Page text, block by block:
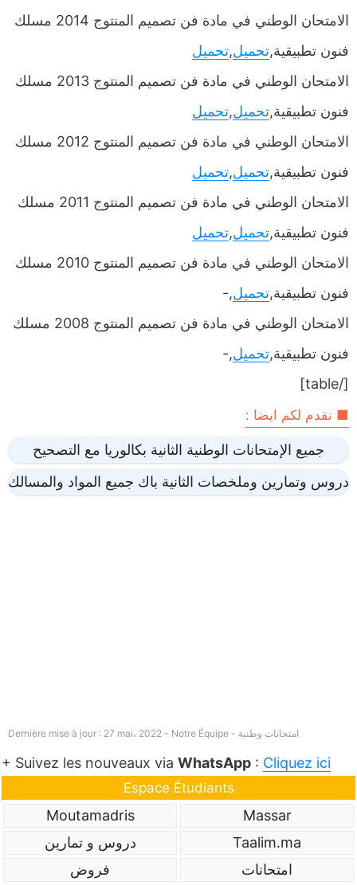
الامتحان الوطني في مادة فن تصميم المنتوج 2014 مسلك
فنون تطبيقية,تحميل,تحميل
الامتحان الوطني في مادة فن تصميم المنتوج 2013 مسلك
فنون تطبيقية,تحميل,تحميل
الامتحان الوطني في مادة فن تصميم المنتوج 2012 مسلك
فنون تطبيقية,تحميل,تحميل
الامتحان الوطني في مادة فن تصميم المنتوج 2011 مسلك
فنون تطبيقية,تحميل,تحميل
الامتحان الوطني في مادة فن تصميم المنتوج 2010 مسلك
فنون تطبيقية,تحميل,-
الامتحان الوطني في مادة فن تصميم المنتوج 2008 مسلك
فنون تطبيقية,تحميل,-
[/table]
■ نقدم لكم ايضا :
جميع الإمتحانات الوطنية الثانية بكالوريا مع التصحيح
دروس وتمارين وملخصات الثانية باك جميع المواد والمسالك
Dernière mise à jour : 27 mai، 2022 - Notre Équipe - امتحانات وطنية
+ Suivez les nouveaux via WhatsApp : Cliquez ici
Espace Étudiants
Massar
Moutamadris
Taalim.ma
دروس و تمارين
امتحانات
فروض